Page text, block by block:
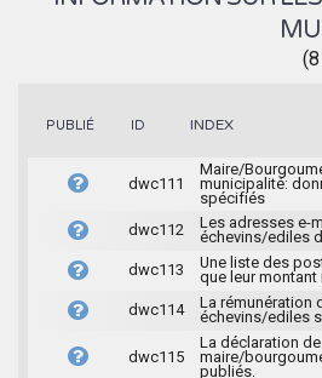
PUBLIÉ ID INDEX
dwc111
Maire/
municipalité:
spécifiés
dwc112
Les adresses e-
échevins/ediles
dwc113
Une liste des
que leur
dwc114
La rémunération
échevins/ediles
dwc115
La déclaration
maire/
publiés.